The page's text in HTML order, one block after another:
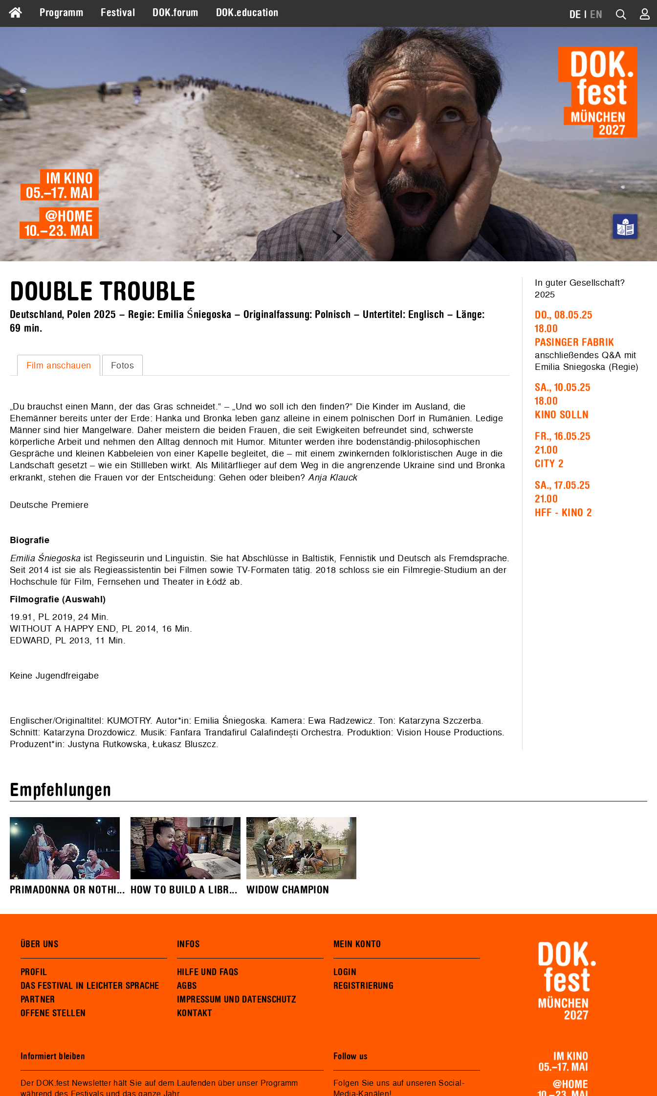
Programm Festival DOK.forum DOK.education DE | EN
DOUBLE TROUBLE
Deutschland, Polen 2025 – Regie: Emilia Śniegoska – Originalfassung: Polnisch – Untertitel: Englisch – Länge:
69 min.
Film anschauen Fotos
„Du brauchst einen Mann, der das Gras schneidet.“ – „Und wo soll ich den finden?“ Die Kinder im Ausland, die
Ehemänner bereits unter der Erde: Hanka und Bronka leben ganz alleine in einem polnischen Dorf in Rumänien. Ledige
Männer sind hier Mangelware. Daher meistern die beiden Frauen, die seit Ewigkeiten befreundet sind, schwerste
körperliche Arbeit und nehmen den Alltag dennoch mit Humor. Mitunter werden ihre bodenständig-philosophischen
Gespräche und kleinen Kabbeleien von einer Kapelle begleitet, die – mit einem zwinkernden folkloristischen Auge in die
Landschaft gesetzt – wie ein Stillleben wirkt. Als Militärflieger auf dem Weg in die angrenzende Ukraine sind und Bronka
erkrankt, stehen die Frauen vor der Entscheidung: Gehen oder bleiben?Anja Klauck
Deutsche Premiere
Biografie
Emilia Śniegoskaist Regisseurin und Linguistin. Sie hat Abschlüsse in Baltistik, Fennistik und Deutsch als Fremdsprache.
Seit 2014 ist sie als Regieassistentin bei Filmen sowie TV-Formaten tätig. 2018 schloss sie ein Filmregie-Studium an der
Hochschule für Film, Fernsehen und Theater in Łódź ab.
Filmografie (Auswahl)
19.91, PL 2019, 24 Min.
WITHOUT A HAPPY END, PL 2014, 16 Min.
EDWARD, PL 2013, 11 Min.
Keine Jugendfreigabe
Englischer/Originaltitel: KUMOTRY. Autor*in: Emilia Śniegoska. Kamera: Ewa Radzewicz. Ton: Katarzyna Szczerba.
Schnitt: Katarzyna Drozdowicz. Musik: Fanfara Trandafirul Calafindești Orchestra. Produktion:Vision House Productions.
Produzent*in: Justyna Rutkowska, Łukasz Bluszcz.
In guter Gesellschaft?
2025
DO., 08.05.25
18.00
PASINGER FABRIK
anschließendes Q&A mit
Emilia Sniegoska (Regie)
SA., 10.05.25
18.00
KINO SOLLN
FR., 16.05.25
21.00
CITY 2
SA., 17.05.25
21.00
HFF - KINO 2
Empfehlungen
PRIMADONNA OR NOTHI... HOW TO BUILD A LIBR... WIDOW CHAMPION
ÜBER UNS
PROFIL
DAS FESTIVAL IN LEICHTER SPRACHE
PARTNER
OFFENE STELLEN
INFOS
HILFE UND FAQS
AGBS
IMPRESSUM UND DATENSCHUTZ
KONTAKT
MEIN KONTO
LOGIN
REGISTRIERUNG
Informiert bleiben
Der DOK.fest Newsletter hält Sie auf dem Laufenden über unser Programm
während des Festivals und das ganze Jahr.
Follow us
Folgen Sie uns auf unseren Social-
Media-Kanälen!